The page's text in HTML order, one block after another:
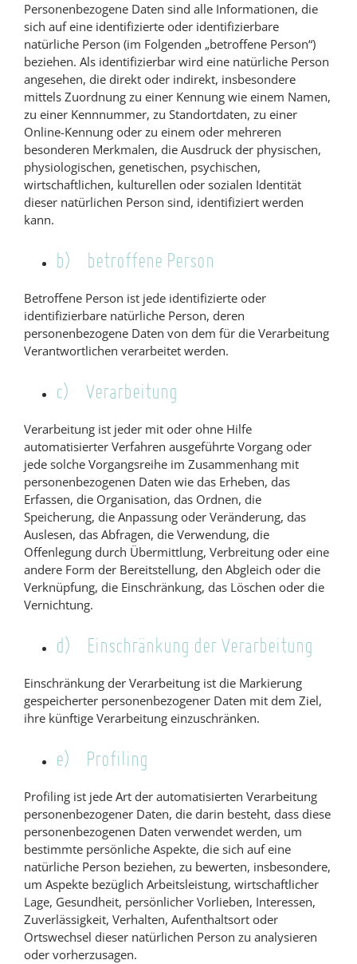
Personenbezogene Daten sind alle Informationen, die
sich auf eine identifizierte oder identifizierbare
natürliche Person (im Folgenden „betroffene Person“)
beziehen. Als identifizierbar wird eine natürliche Person
angesehen, die direkt oder indirekt, insbesondere
mittels Zuordnung zu einer Kennung wie einem Namen,
zu einer Kennnummer, zu Standortdaten, zu einer
Online-Kennung oder zu einem oder mehreren
besonderen Merkmalen, die Ausdruck der physischen,
physiologischen, genetischen, psychischen,
wirtschaftlichen, kulturellen oder sozialen Identität
dieser natürlichen Person sind, identifiziert werden
kann.
b) betroffene Person
Betroffene Person ist jede identifizierte oder
identifizierbare natürliche Person, deren
personenbezogene Daten von dem für die Verarbeitung
Verantwortlichen verarbeitet werden.
c) Verarbeitung
Verarbeitung ist jeder mit oder ohne Hilfe
automatisierter Verfahren ausgeführte Vorgang oder
jede solche Vorgangsreihe im Zusammenhang mit
personenbezogenen Daten wie das Erheben, das
Erfassen, die Organisation, das Ordnen, die
Speicherung, die Anpassung oder Veränderung, das
Auslesen, das Abfragen, die Verwendung, die
Offenlegung durch Übermittlung, Verbreitung oder eine
andere Form der Bereitstellung, den Abgleich oder die
Verknüpfung, die Einschränkung, das Löschen oder die
Vernichtung.
d) Einschränkung der Verarbeitung
Einschränkung der Verarbeitung ist die Markierung
gespeicherter personenbezogener Daten mit dem Ziel,
ihre künftige Verarbeitung einzuschränken.
e) Profiling
Profiling ist jede Art der automatisierten Verarbeitung
personenbezogener Daten, die darin besteht, dass diese
personenbezogenen Daten verwendet werden, um
bestimmte persönliche Aspekte, die sich auf eine
natürliche Person beziehen, zu bewerten, insbesondere,
um Aspekte bezüglich Arbeitsleistung, wirtschaftlicher
Lage, Gesundheit, persönlicher Vorlieben, Interessen,
Zuverlässigkeit, Verhalten, Aufenthaltsort oder
Ortswechsel dieser natürlichen Person zu analysieren
oder vorherzusagen.